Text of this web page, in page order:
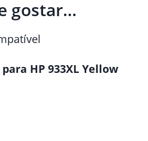
gostar…
HP 933XL Yellow